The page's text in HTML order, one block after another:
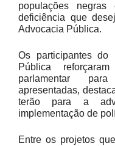
populações
deficiência que
Advocacia Pública.
Os participantes do
Pública
parlamentar
apresentadas,
terão para a
implementação de
Entre os projetos